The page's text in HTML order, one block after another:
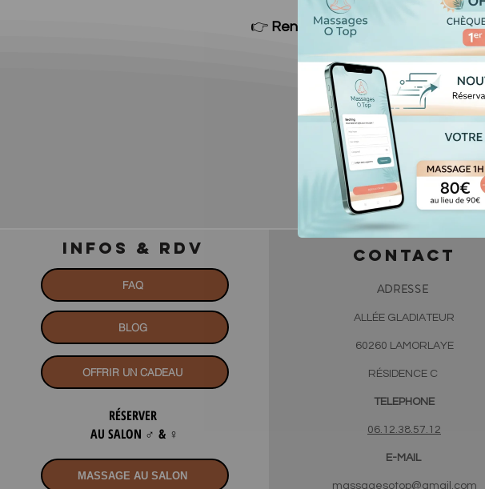
👉 Rendez-vous dès maintenant
INFOS & RDV
FAQ
BLOG
OFFRIR UN CADEAU
RÉSERVER
AU SALON ♂ & ♀
MASSAGE AU SALON
CONTACT
ADRESSE
ALLÉE GLADIATEUR
60260 LAMORLAYE
RÉSIDENCE C
TELEPHONE
06.12.38.57.12
E-MAIL
massagesotop@gmail.com